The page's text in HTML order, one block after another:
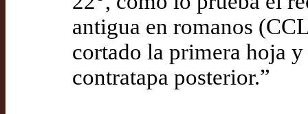
antigua en romanos
cortado la primera hoja
contratapa posterior.”